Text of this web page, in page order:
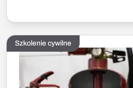
Szkolenie cywilne